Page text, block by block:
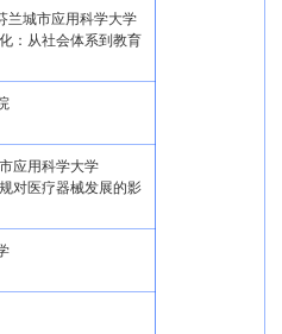
城市应用科学大学
：从社会体系到教育
应用科学大学
对医疗器械发展的影